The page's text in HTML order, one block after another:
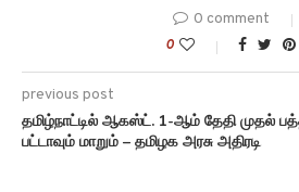
0 comment
0
previous post
தமிழ்நாட்டில் ஆகஸ்ட். 1-ஆம் தேதி முதல்
பட்டாவும் மாறும் – தமிழக அரசு அதிரடி